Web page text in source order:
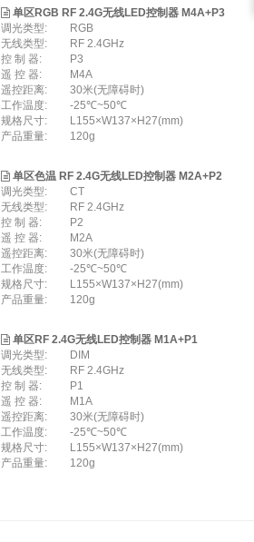
单区RGB RF 2.4G无线LED控制器 M4A+P3
调光类型:
RGB
无线类型:
RF 2.4GHz
控 制 器:
P3
遥 控 器:
M4A
遥控距离:
30米(无障碍时)
工作温度:
-25℃~50℃
规格尺寸:
L155×W137×H27(mm)
产品重量:
120g
单区色温 RF 2.4G无线LED控制器 M2A+P2
调光类型:
CT
无线类型:
RF 2.4GHz
控 制 器:
P2
遥 控 器:
M2A
遥控距离:
30米(无障碍时)
工作温度:
-25℃~50℃
规格尺寸:
L155×W137×H27(mm)
产品重量:
120g
单区RF 2.4G无线LED控制器 M1A+P1
调光类型:
DIM
无线类型:
RF 2.4GHz
控 制 器:
P1
遥 控 器:
M1A
遥控距离:
30米(无障碍时)
工作温度:
-25℃~50℃
规格尺寸:
L155×W137×H27(mm)
产品重量:
120g